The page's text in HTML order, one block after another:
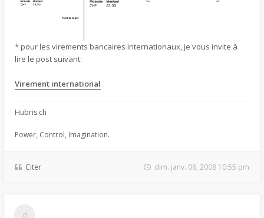
* pour les virements bancaires internationaux, je vous invite à
lire le post suivant:
Virement international
Hubris.ch
Power, Control, Imagination.
Citer dim. janv. 06, 2008 10:55 pm